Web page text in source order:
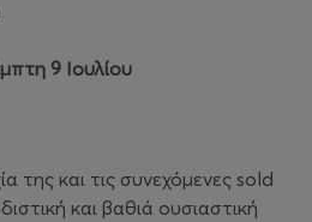
9 Ιουλίου
της και τις συνεχόμενες sold
και βαθιά ουσιαστική